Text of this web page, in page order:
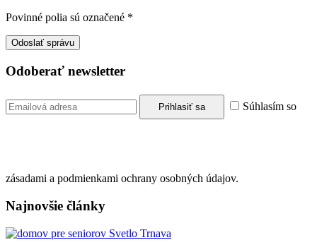
Povinné polia sú označené *
Odoberať newsletter
Súhlasím so
zásadami a podmienkami ochrany osobných údajov.
Najnovšie články